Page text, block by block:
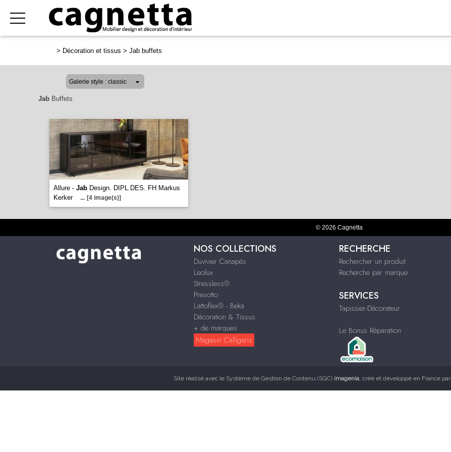
> Décoration et tissus > Jab buffets
Jab Buffets
Allure - Jab Design. DIPL.DES. FH Markus
Kerker
... [4 image(s)]
© 2026 Cagnetta
NOS COLLECTIONS
Duvivier Canapés
Leolux
Stressless®
Presotto
Lattoflex® - Beka
Décoration & Tissus
+ de marques
Magasin Calligaris
RECHERCHE
Rechercher un produit
Recherche par marque
SERVICES
Tapissier-Décorateur
Le Bonus Réparation
Site réalisé avec le Système de Gestion de Contenu (SGC) imagenia, créé et développé en France par